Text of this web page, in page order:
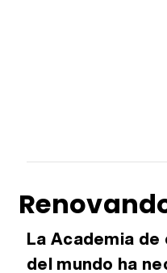
La Academia
del mundo ha